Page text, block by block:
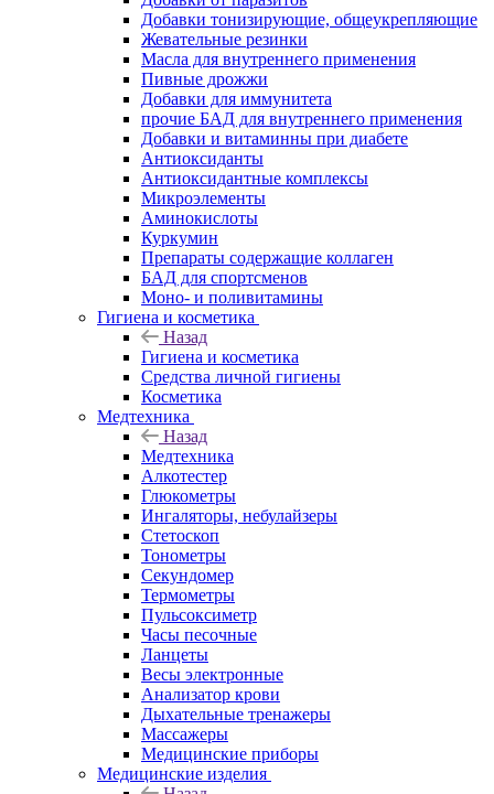
Добавки тонизирующие, общеукрепляющие
Жевательные резинки
Масла для внутреннего применения
Пивные дрожжи
Добавки для иммунитета
прочие БАД для внутреннего применения
Добавки и витаминны при диабете
Антиоксиданты
Антиоксидантные комплексы
Микроэлементы
Аминокислоты
Куркумин
Препараты содержащие коллаген
БАД для спортсменов
Моно- и поливитамины
Гигиена и косметика
Назад
Гигиена и косметика
Средства личной гигиены
Косметика
Медтехника
Назад
Медтехника
Алкотестер
Глюкометры
Ингаляторы, небулайзеры
Стетоскоп
Тонометры
Секундомер
Термометры
Пульсоксиметр
Часы песочные
Ланцеты
Весы электронные
Анализатор крови
Дыхательные тренажеры
Массажеры
Медицинские приборы
Медицинские изделия